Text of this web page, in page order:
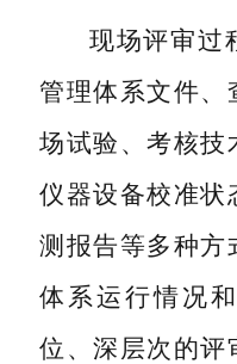
现场评审过
管理体系文件、
场试验、考核技
仪器设备校准状
测报告等多种方
体系运行情况
位、深层次的评